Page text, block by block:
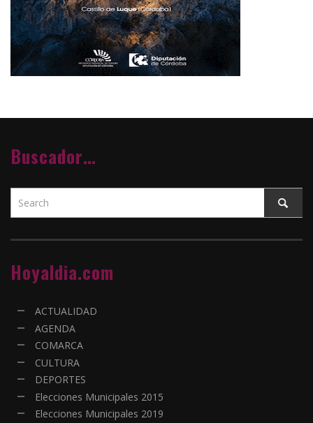
Buscador…
Hoyaldia.com
ACTUALIDAD
AGENDA
COMARCA
CULTURA
DEPORTES
Elecciones Municipales 2015
Elecciones Municipales 2019